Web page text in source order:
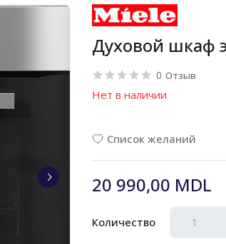
Духовой шкаф
0 Отзыв
Нет в наличии
Список желаний
20 990,00 MDL
Количество